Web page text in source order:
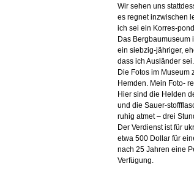
Wir sehen uns
es regnet inzwischen
ich sei ein Korres-
Das Bergbaumuseum
ein siebzig-jähriger,
dass ich Ausländer sei.
Die Fotos im Museum
Hemden. Mein Foto-
Hier sind die Helden
und die Sauer-
ruhig atmet – drei
Der Verdienst ist für
etwa 500 Dollar für
nach 25 Jahren eine
Verfügung.